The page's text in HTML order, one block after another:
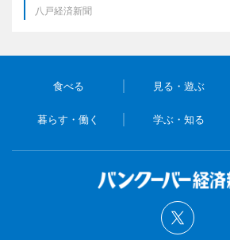
八戸経済新聞
食べる 見る・遊ぶ
暮らす・働く 学ぶ・知る